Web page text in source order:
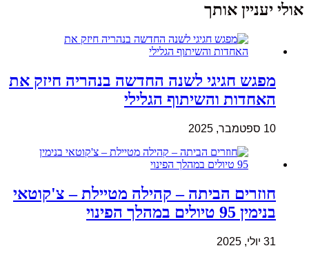
אולי יעניין אותך
מפגש חגיגי לשנה החדשה בנהריה חיזק את
האחדות והשיתוף הגלילי
10 ספטמבר, 2025
חוזרים הביתה – קהילה מטיילת – צ'קוטאי
בנימין 95 טיולים במהלך הפינוי
31 יולי, 2025